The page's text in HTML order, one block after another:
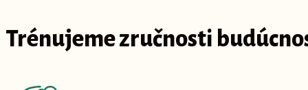
Trénujeme zručnosti